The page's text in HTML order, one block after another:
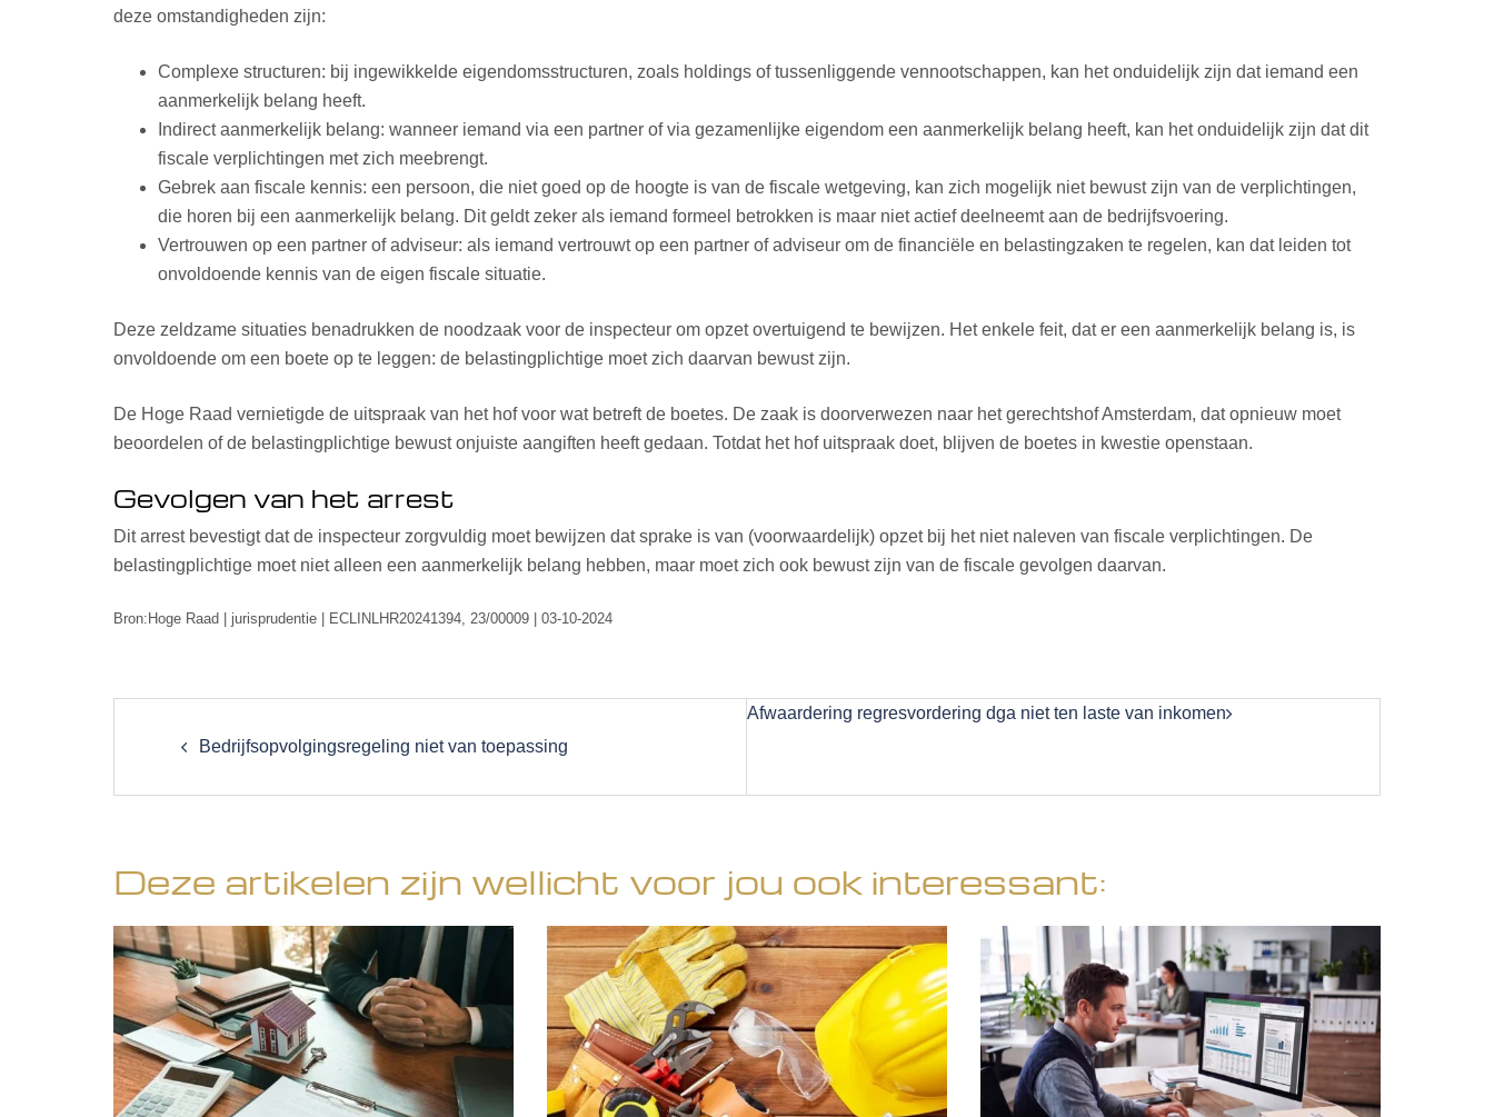
deze omstandigheden zijn:
Complexe structuren: bij ingewikkelde eigendomsstructuren, zoals holdings of tussenliggende vennootschappen, kan het onduidelijk zijn dat iemand een
aanmerkelijk belang heeft.
Indirect aanmerkelijk belang: wanneer iemand via een partner of via gezamenlijke eigendom een aanmerkelijk belang heeft, kan het onduidelijk zijn dat dit
fiscale verplichtingen met zich meebrengt.
Gebrek aan fiscale kennis: een persoon, die niet goed op de hoogte is van de fiscale wetgeving, kan zich mogelijk niet bewust zijn van de verplichtingen,
die horen bij een aanmerkelijk belang. Dit geldt zeker als iemand formeel betrokken is maar niet actief deelneemt aan de bedrijfsvoering.
Vertrouwen op een partner of adviseur: als iemand vertrouwt op een partner of adviseur om de financiële en belastingzaken te regelen, kan dat leiden tot
onvoldoende kennis van de eigen fiscale situatie.
Deze zeldzame situaties benadrukken de noodzaak voor de inspecteur om opzet overtuigend te bewijzen. Het enkele feit, dat er een aanmerkelijk belang is, is
onvoldoende om een boete op te leggen: de belastingplichtige moet zich daarvan bewust zijn.
De Hoge Raad vernietigde de uitspraak van het hof voor wat betreft de boetes. De zaak is doorverwezen naar het gerechtshof Amsterdam, dat opnieuw moet
beoordelen of de belastingplichtige bewust onjuiste aangiften heeft gedaan. Totdat het hof uitspraak doet, blijven de boetes in kwestie openstaan.
Gevolgen van het arrest
Dit arrest bevestigt dat de inspecteur zorgvuldig moet bewijzen dat sprake is van (voorwaardelijk) opzet bij het niet naleven van fiscale verplichtingen. De
belastingplichtige moet niet alleen een aanmerkelijk belang hebben, maar moet zich ook bewust zijn van de fiscale gevolgen daarvan.
Bron:Hoge Raad | jurisprudentie | ECLINLHR20241394, 23/00009 | 03-10-2024
navigation
Bedrijfsopvolgingsregeling niet van toepassing
Afwaardering regresvordering dga niet ten laste van inkomen
Deze artikelen zijn wellicht voor jou ook interessant: